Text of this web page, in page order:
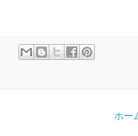
ホー